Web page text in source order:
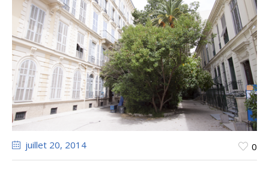
juillet 20, 2014 0